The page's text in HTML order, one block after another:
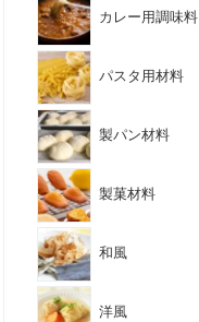
カレー用調味料
パスタ用材料
製パン材料
製菓材料
和風
洋風